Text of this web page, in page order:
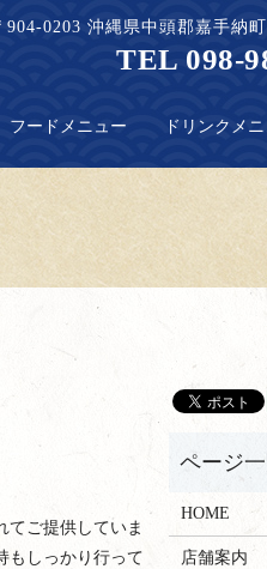
フードメニュー ドリンクメ
904-0203 沖縄県中頭郡嘉手納
TEL 098-
てご提供していま
もしっかり行って
HOME
店舗案内